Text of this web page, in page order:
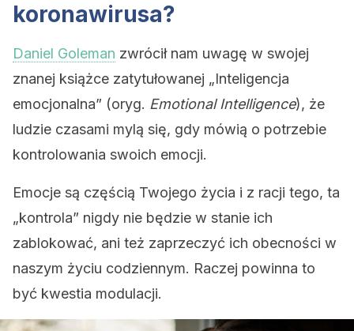
koronawirusa?
Daniel Goleman zwrócił nam uwagę w swojej
znanej książce zatytułowanej „Inteligencja
emocjonalna” (oryg. Emotional Intelligence), że ​​
ludzie czasami mylą się, gdy mówią o potrzebie
kontrolowania swoich emocji.
Emocje są częścią Twojego życia i z racji tego, ta
„kontrola” nigdy nie będzie w stanie ich
zablokować, ani też zaprzeczyć ich obecności w
naszym życiu codziennym. Raczej powinna to
być kwestia modulacji.